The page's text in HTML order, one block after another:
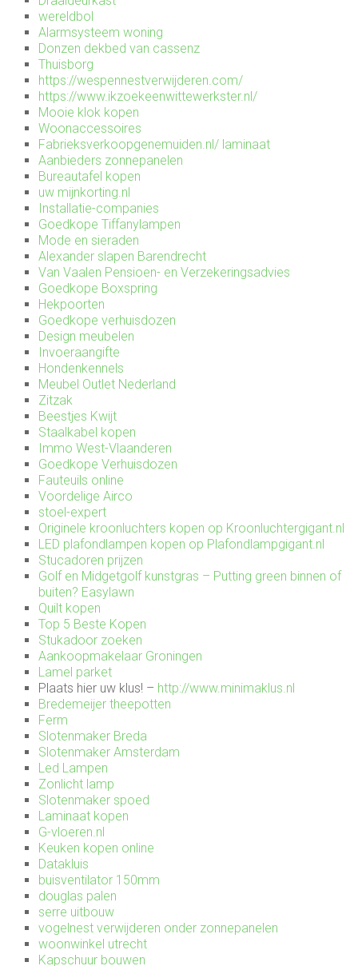
wereldbol
Alarmsysteem woning
Donzen dekbed van cassenz
Thuisborg
https://wespennestverwijderen.com/
https://www.ikzoekeenwittewerkster.nl/
Mooie klok kopen
Woonaccessoires
Fabrieksverkoopgenemuiden.nl/ laminaat
Aanbieders zonnepanelen
Bureautafel kopen
uw mijnkorting.nl
Installatie-companies
Goedkope Tiffanylampen
Mode en sieraden
Alexander slapen Barendrecht
Van Vaalen Pensioen- en Verzekeringsadvies
Goedkope Boxspring
Hekpoorten
Goedkope verhuisdozen
Design meubelen
Invoeraangifte
Hondenkennels
Meubel Outlet Nederland
Zitzak
Beestjes Kwijt
Staalkabel kopen
Immo West-Vlaanderen
Goedkope Verhuisdozen
Fauteuils online
Voordelige Airco
stoel-expert
Originele kroonluchters kopen op Kroonluchtergigant.nl
LED plafondlampen kopen op Plafondlampgigant.nl
Stucadoren prijzen
Golf en Midgetgolf kunstgras – Putting green binnen of
buiten? Easylawn
Quilt kopen
Top 5 Beste Kopen
Stukadoor zoeken
Aankoopmakelaar Groningen
Lamel parket
Plaats hier uw klus! – http://www.minimaklus.nl
Bredemeijer theepotten
Ferm
Slotenmaker Breda
Slotenmaker Amsterdam
Led Lampen
Zonlicht lamp
Slotenmaker spoed
Laminaat kopen
G-vloeren.nl
Keuken kopen online
Datakluis
buisventilator 150mm
douglas palen
serre uitbouw
vogelnest verwijderen onder zonnepanelen
woonwinkel utrecht
Kapschuur bouwen